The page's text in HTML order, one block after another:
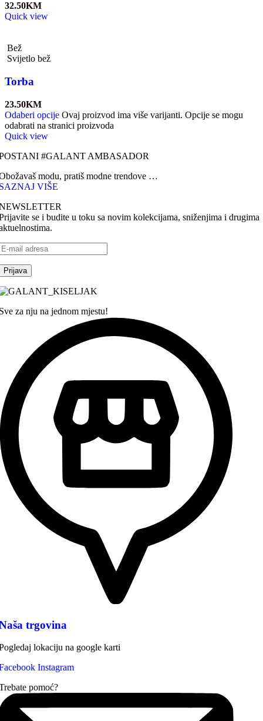
32.50KM
Quick view
Bež
Svijetlo bež
Torba
23.50KM
Odaberi opcije Ovaj proizvod ima više varijanti. Opcije se mogu
odabrati na stranici proizvoda
Quick view
#GALANT AMBASADOR
modu, pratiš modne trendove …
VIŠE
se i budite u toku sa novim kolekcijama, sniženjima i drugima
za nju na jednom mjestu!
trgovina
lokaciju na google karti
Instagram
pomoć?